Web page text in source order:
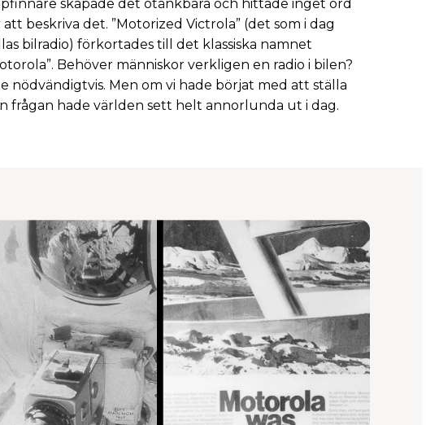
skapade det otänkbara och hittade inget ord
att beskriva det. ”Motorized Victrola” (det som i dag
bilradio) förkortades till det klassiska namnet
Behöver människor verkligen en radio i bilen?
nödvändigtvis. Men om vi hade börjat med att ställa
frågan hade världen sett helt annorlunda ut i dag.